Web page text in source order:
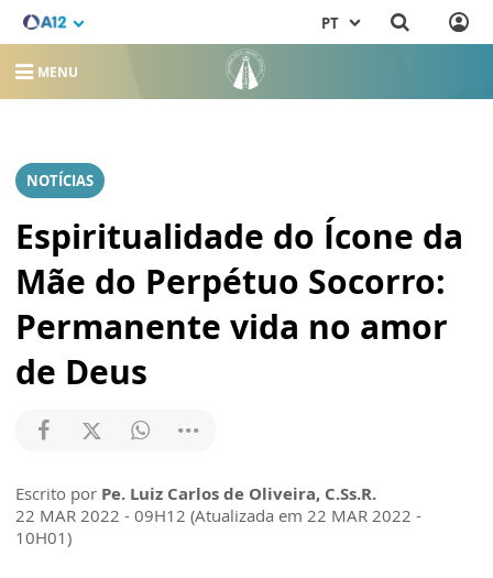
PT
MENU
NOTÍCIAS
Espiritualidade do Ícone da
Mãe do Perpétuo Socorro:
Permanente vida no amor
de Deus
Escrito por Pe. Luiz Carlos de Oliveira, C.Ss.R.
22 MAR 2022 - 09H12 (Atualizada em 22 MAR 2022 -
10H01)